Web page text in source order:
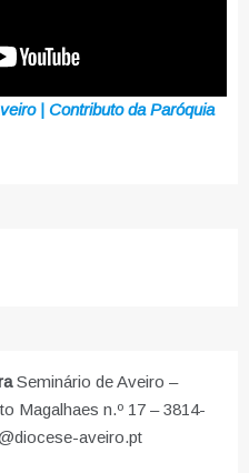
| Contributo da Paróquia
Seminário de Aveiro –
Magalhaes n.º 17 – 3814-
aveiro.pt